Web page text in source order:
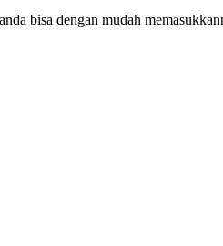
bisa dengan mudah